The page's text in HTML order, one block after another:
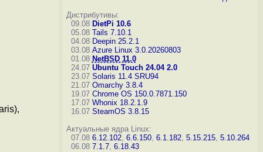
Дистрибутивы:
09.08 DietPi 10.6
05.08 Tails 7.10.1
04.08 Deepin 25.2.1
03.08 Azure Linux 3.0.20260803
01.08 NetBSD 11.0
24.07 Ubuntu Touch 24.04 2.0
23.07 Solaris 11.4 SRU94
21.07 Omarchy 3.8.4
19.07 Chrome OS 150.0.7871.150
17.07 Whonix 18.2.1.9
16.07 SteamOS 3.8.15
Актуальные ядра Linux:
07.08 6.12.102, 6.6.150, 6.1.182, 5.15.215, 5.10.264
06.08 7.1.7, 6.18.43